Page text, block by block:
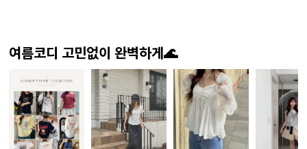
여름코디 고민없이 완벽하게🌊